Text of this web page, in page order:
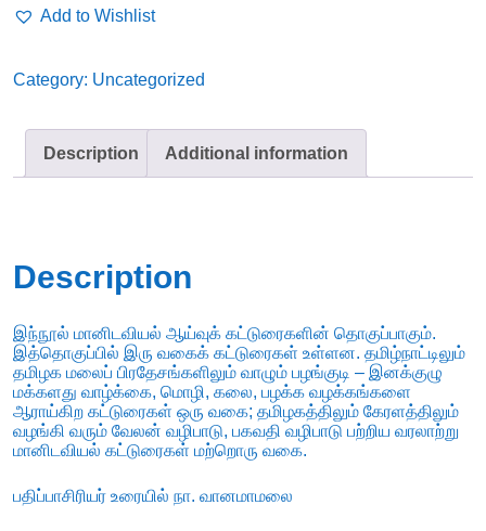
Add to Wishlist
Category: Uncategorized
Description Additional information
Description
இந்நூல் மானிடவியல் ஆய்வுக் கட்டுரைகளின் தொகுப்பாகும்.
இத்தொகுப்பில் இரு வகைக் கட்டுரைகள் உள்ளன. தமிழ்நாட்டிலும்
தமிழக மலைப் பிரதேசங்களிலும் வாழும் பழங்குடி – இனக்குழு
மக்களது வாழ்க்கை, மொழி, கலை, பழக்க வழக்கங்களை
ஆராய்கிற கட்டுரைகள் ஒரு வகை; தமிழகத்திலும் கேரளத்திலும்
வழங்கி வரும் வேலன் வழிபாடு, பகவதி வழிபாடு பற்றிய வரலாற்று
மானிடவியல் கட்டுரைகள் மற்றொரு வகை.
பதிப்பாசிரியர் உரையில் நா. வானமாமலை